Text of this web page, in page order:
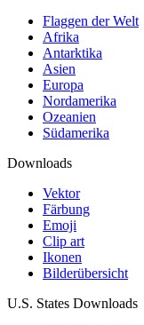
Flaggen der Welt
Afrika
Antarktika
Asien
Europa
Nordamerika
Ozeanien
Südamerika
Downloads
Vektor
Färbung
Emoji
Clip art
Ikonen
Bilderübersicht
U.S. States Downloads